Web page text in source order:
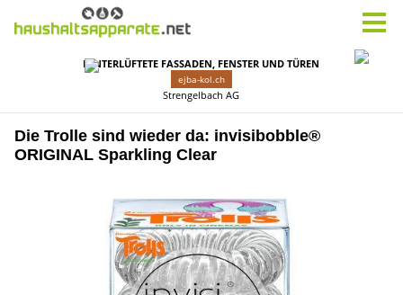
Die Trolle sind wieder da: invisibobble®
ORIGINAL Sparkling Clear